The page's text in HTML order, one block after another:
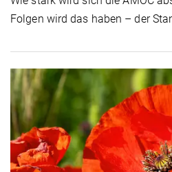
Folgen wird das haben – der